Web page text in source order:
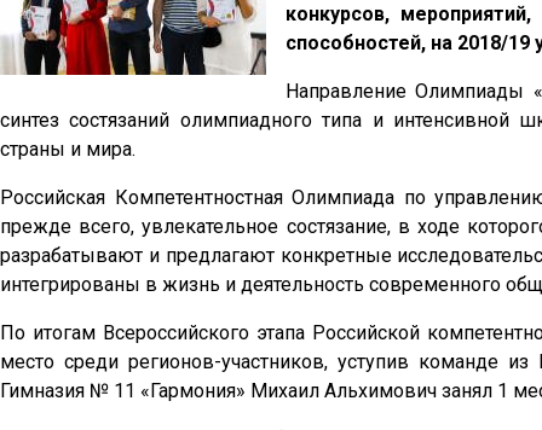
конкурсов,
способностей, на 2018/19
Направление Олимпиады
синтез состязаний олимпиадного типа и
страны и мира.
Российская Компетентностная Олимпиада по
прежде всего, увлекательное состязание, в ходе
разрабатывают и предлагают конкретные
интегрированы в жизнь и деятельность современного
По итогам Всероссийского этапа Российской
место среди регионов-участников, уступив команде
Гимназия № 11 «Гармония» Михаил Альхимович занял 1